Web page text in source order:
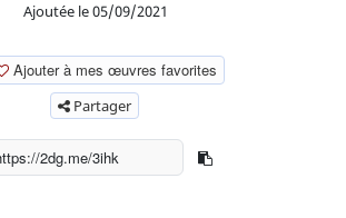
Ajoutée le 05/09/2021
Ajouter à mes œuvres favorites
Partager